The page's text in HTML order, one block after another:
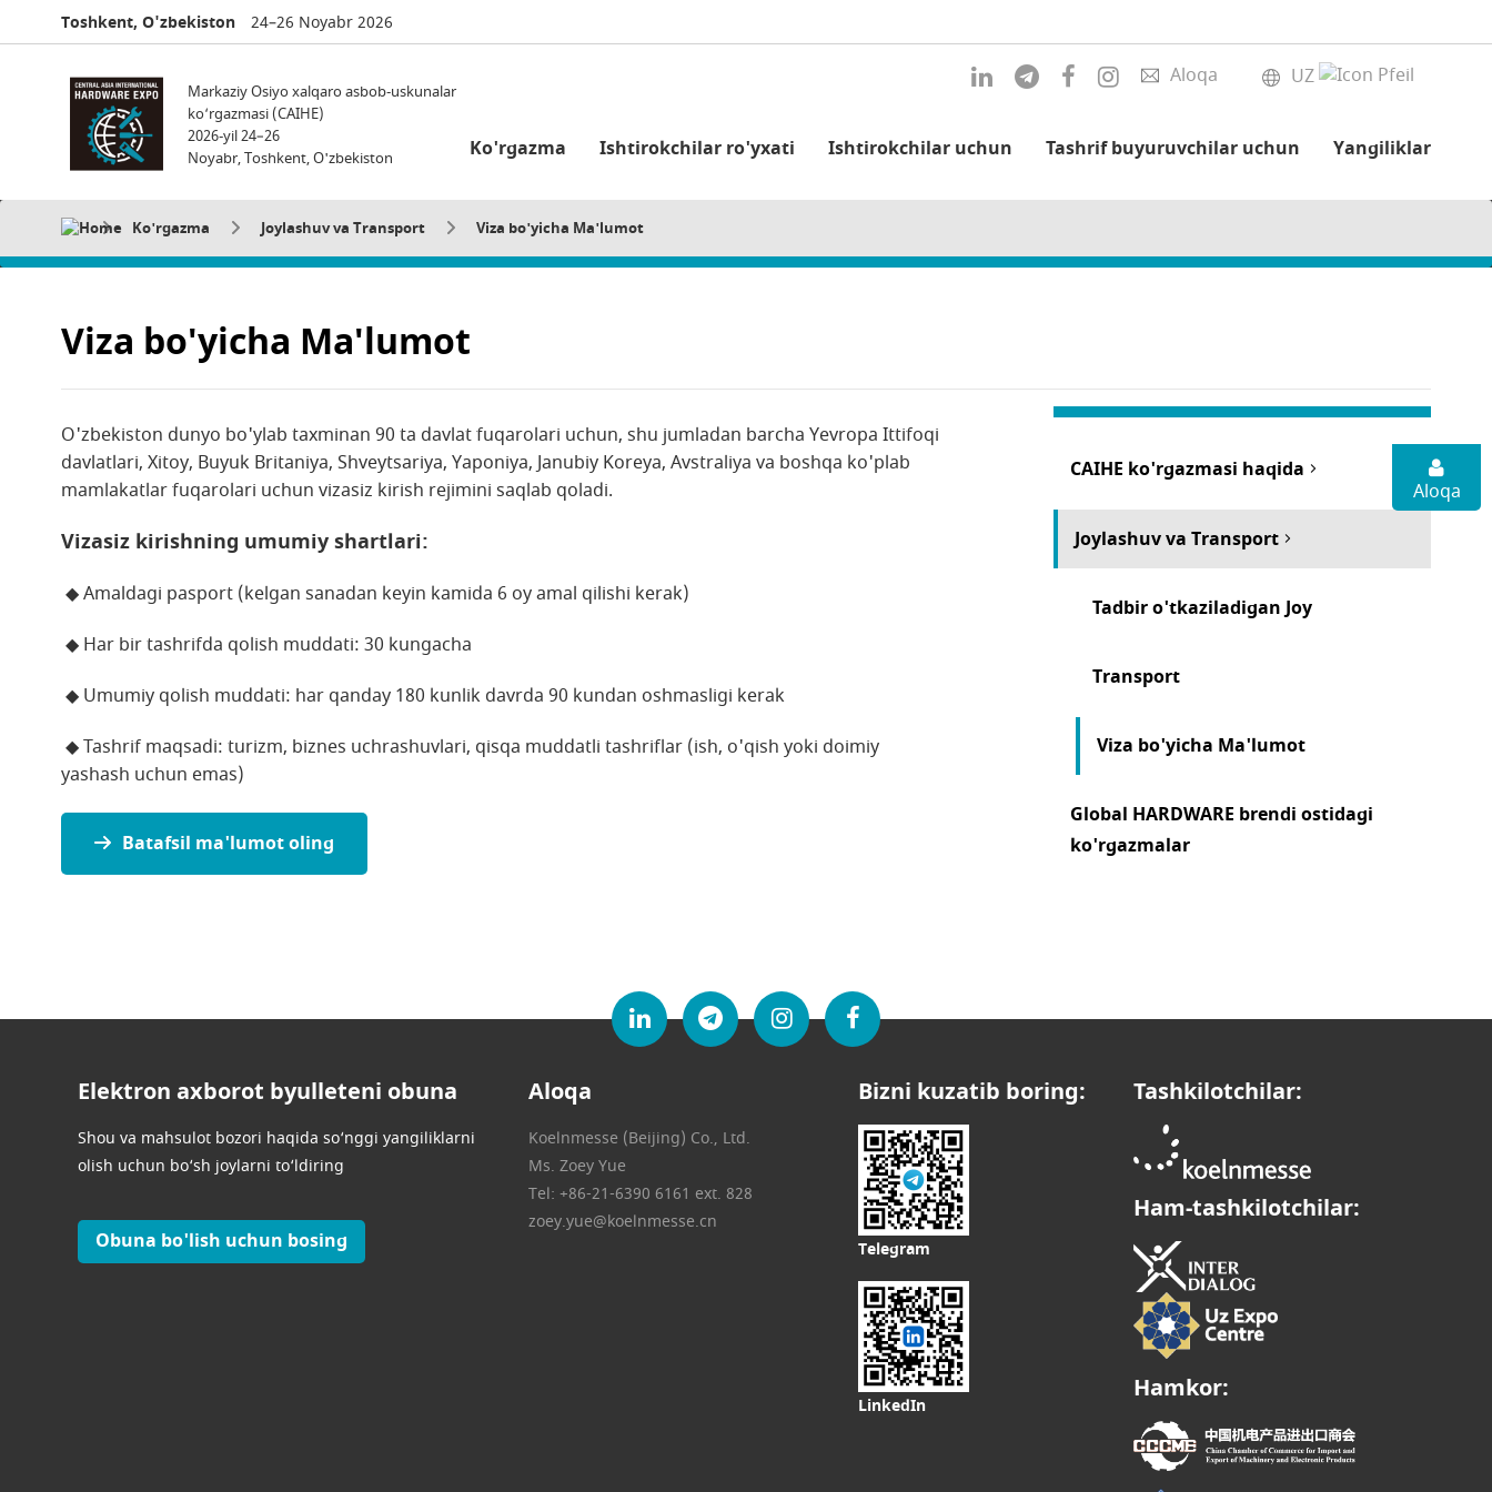
Toshkent, O'zbekiston 24–26 Noyabr 2026
Markaziy Osiyo xalqaro asbob-uskunalar
ko‘rgazmasi (CAIHE)
2026-yil 24–26
Noyabr, Toshkent, O'zbekiston
UZ
Aloqa
Ko'rgazma Ishtirokchilar ro'yxati Ishtirokchilar uchun Tashrif buyuruvchilar uchun Yangiliklar
Ko'rgazma Joylashuv va Transport Viza bo'yicha Ma'lumot
Viza bo'yicha Ma'lumot
O'zbekiston dunyo bo'ylab taxminan 90 ta davlat fuqarolari uchun, shu jumladan barcha Yevropa Ittifoqi
davlatlari, Xitoy, Buyuk Britaniya, Shveytsariya, Yaponiya, Janubiy Koreya, Avstraliya va boshqa ko'plab
mamlakatlar fuqarolari uchun vizasiz kirish rejimini saqlab qoladi.
Vizasiz kirishning umumiy shartlari:
◆Amaldagi pasport (kelgan sanadan keyin kamida 6 oy amal qilishi kerak)
◆ Har bir tashrifda qolish muddati: 30 kungacha
◆ Umumiy qolish muddati: har qanday 180 kunlik davrda 90 kundan oshmasligi kerak
◆Tashrif maqsadi: turizm, biznes uchrashuvlari, qisqa muddatli tashriflar (ish, o'qish yoki doimiy
yashash uchun emas)
Batafsil ma'lumot oling
CAIHE ko'rgazmasi haqida
Joylashuv va Transport
Tadbir o'tkaziladigan Joy
Transport
Viza bo'yicha Ma'lumot
Global HARDWARE brendi ostidagi
ko'rgazmalar
Elektron axborot byulleteni obuna
Shou va mahsulot bozori haqida so‘nggi yangiliklarni
olish uchun bo‘sh joylarni to‘ldiring
Obuna bo'lish uchun bosing
Aloqa
Koelnmesse (Beijing) Co., Ltd.
Ms. Zoey Yue
Tel: +86-21-6390 6161 ext. 828
zoey.yue@koelnmesse.cn
Bizni kuzatib boring:
Telegram
LinkedIn
Tashkilotchilar:
Ham-tashkilotchilar:
Hamkor:
Aloqa